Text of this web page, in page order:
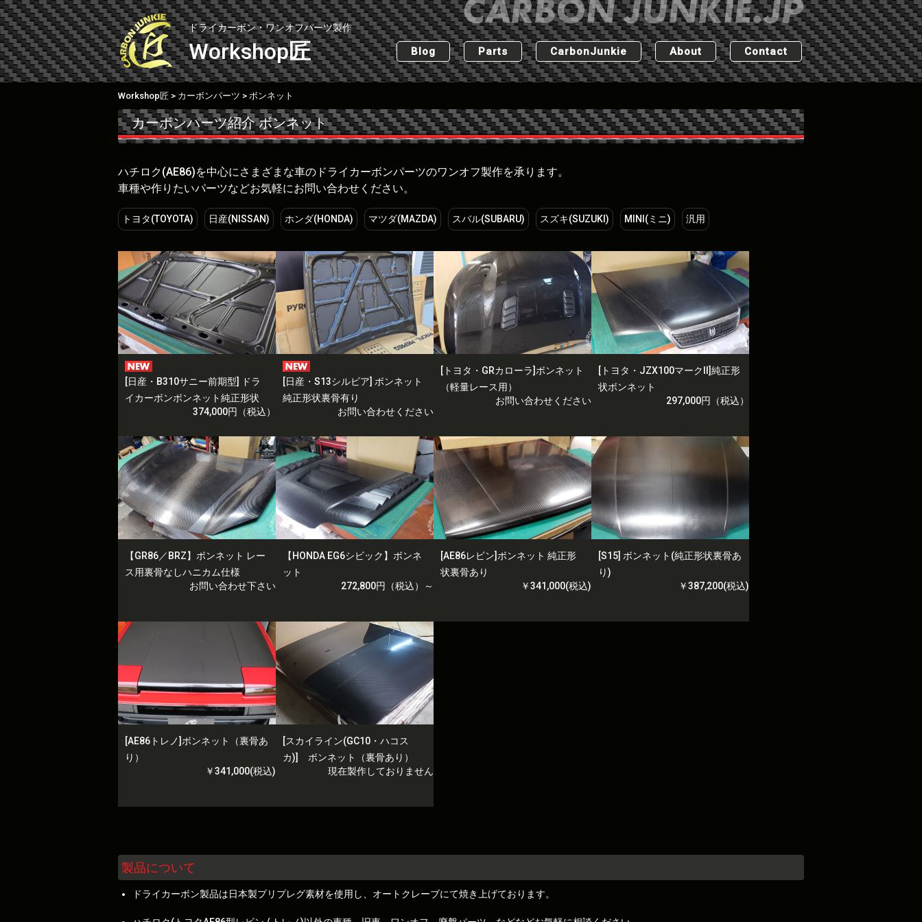
Skip
to
content
ドライカーボン・ワンオフパーツ製作
Workshop匠 Blog Parts CarbonJunkie About Contact
Workshop匠 > カーボンパーツ > ボンネット
カーボンパーツ紹介ボンネット
ハチロク(AE86)を中心にさまざまな車のドライカーボンパーツのワンオフ製作を承ります。
車種や作りたいパーツなどお気軽にお問い合わせください。
トヨタ(TOYOTA) 日産(NISSAN) ホンダ(HONDA) マツダ(MAZDA) スバル(SUBARU) スズキ(SUZUKI) MINI(ミニ) 汎用
[日産・B310サニー前期型] ドラ
イカーボンボンネット純正形状
374,000円（税込）
[日産・S13シルビア] ボンネット
純正形状裏骨有り
お問い合わせください
[トヨタ・GRカローラ]ボンネット
（軽量レース用）
お問い合わせください
[トヨタ・JZX100マークII]純正形
状ボンネット
297,000円（税込）
【GR86／BRZ】ボンネット レー
ス用裏骨なしハニカム仕様
お問い合わせ下さい
【HONDA EG6シビック】ボンネ
ット
272,800円（税込）～
[AE86レビン]ボンネット 純正形
状裏骨あり
￥341,000(税込)
[S15] ボンネット(純正形状裏骨あ
り)
￥387,200(税込)
[AE86トレノ]ボンネット（裏骨あ
り）
￥341,000(税込)
[スカイライン(GC10・ハコス
カ)] ボンネット（裏骨あり）
現在製作しておりません
製品について
ドライカーボン製品は日本製プリプレグ素材を使用し、オートクレーブにて焼き上げております。